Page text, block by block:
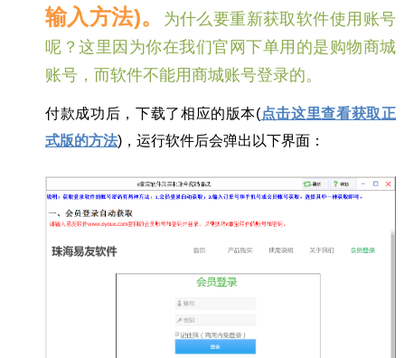
输入方法)。
为什么要重新获取软件使用账号
呢？这里因为你在我们官网下单用的是购物商城
账号，而软件不能用商城账号登录的。
付款成功后，下载了相应的版本(点击这里查看获取正
式版的方法)，运行软件后会弹出以下界面：